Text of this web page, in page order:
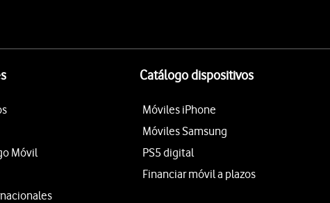
Móvil
Catálogo dispositivos
Móviles iPhone
Móviles Samsung
PS5 digital
Financiar móvil a plazos